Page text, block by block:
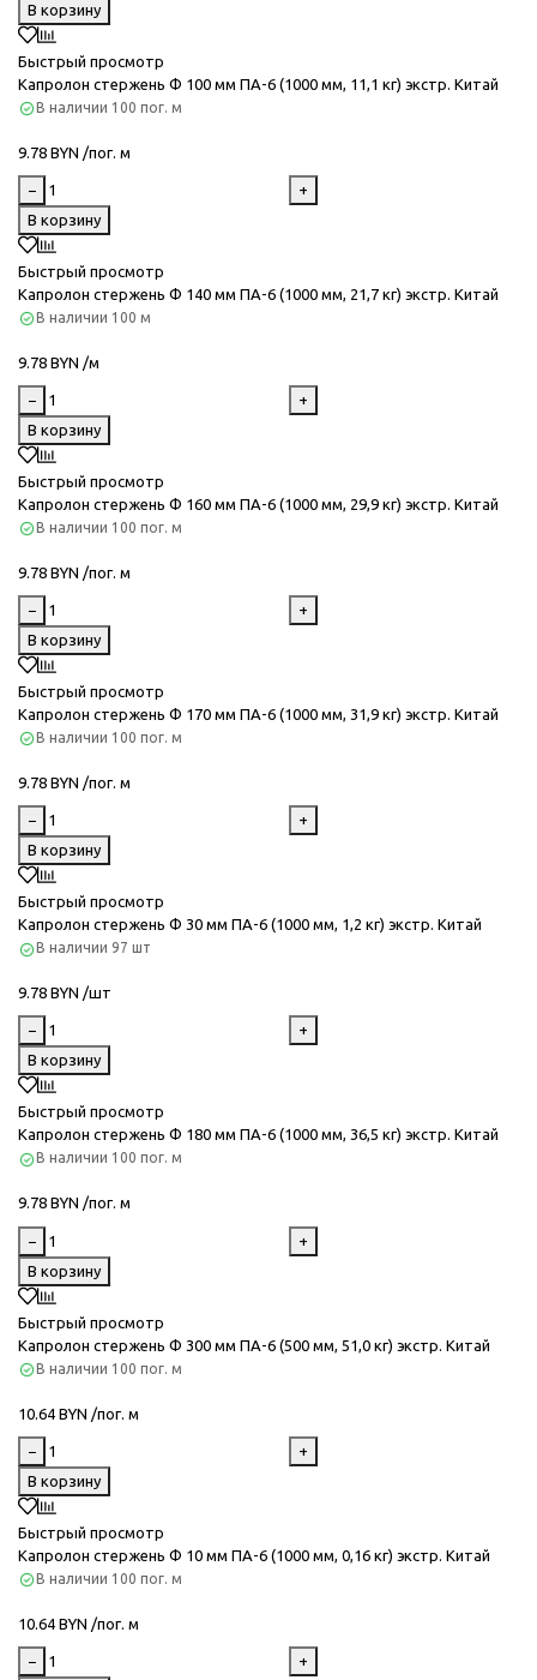
В корзину
Быстрый просмотр
Капролон стержень Ф 100 мм ПА-6 (1000 мм, 11,1 кг) экстр. Китай
В наличии 100 пог. м
9.78 BYN /пог. м
−
+
В корзину
Быстрый просмотр
Капролон стержень Ф 140 мм ПА-6 (1000 мм, 21,7 кг) экстр. Китай
В наличии 100 м
9.78 BYN /м
−
+
В корзину
Быстрый просмотр
Капролон стержень Ф 160 мм ПА-6 (1000 мм, 29,9 кг) экстр. Китай
В наличии 100 пог. м
9.78 BYN /пог. м
−
+
В корзину
Быстрый просмотр
Капролон стержень Ф 170 мм ПА-6 (1000 мм, 31,9 кг) экстр. Китай
В наличии 100 пог. м
9.78 BYN /пог. м
−
+
В корзину
Быстрый просмотр
Капролон стержень Ф 30 мм ПА-6 (1000 мм, 1,2 кг) экстр. Китай
В наличии 97 шт
9.78 BYN /шт
−
+
В корзину
Быстрый просмотр
Капролон стержень Ф 180 мм ПА-6 (1000 мм, 36,5 кг) экстр. Китай
В наличии 100 пог. м
9.78 BYN /пог. м
−
+
В корзину
Быстрый просмотр
Капролон стержень Ф 300 мм ПА-6 (500 мм, 51,0 кг) экстр. Китай
В наличии 100 пог. м
10.64 BYN /пог. м
−
+
В корзину
Быстрый просмотр
Капролон стержень Ф 10 мм ПА-6 (1000 мм, 0,16 кг) экстр. Китай
В наличии 100 пог. м
10.64 BYN /пог. м
−
+